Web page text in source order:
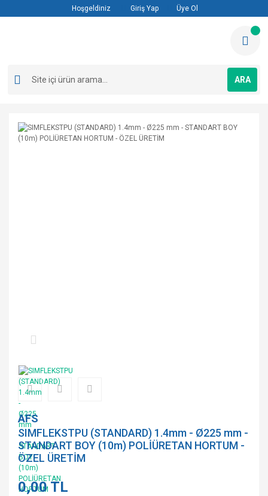
Hoşgeldiniz Giriş Yap Üye Ol
ARA
AFS
SIMFLEKSTPU (STANDARD) 1.4mm - Ø225 mm -
STANDART BOY (10m) POLİÜRETAN HORTUM -
ÖZEL ÜRETİM
0,00 TL